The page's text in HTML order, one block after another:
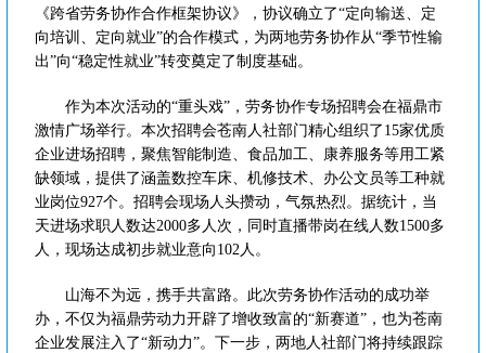
《跨省劳务协作合作框架协议》，协议确立了“定向输送、定
向培训、定向就业”的合作模式，为两地劳务协作从“季节性输
出”向“稳定性就业”转变奠定了制度基础。
作为本次活动的“重头戏”，劳务协作专场招聘会在福鼎市
激情广场举行。本次招聘会苍南人社部门精心组织了15家优质
企业进场招聘，聚焦智能制造、食品加工、康养服务等用工紧
缺领域，提供了涵盖数控车床、机修技术、办公文员等工种就
业岗位927个。招聘会现场人头攒动，气氛热烈。据统计，当
天进场求职人数达2000多人次，同时直播带岗在线人数1500多
人，现场达成初步就业意向102人。
山海不为远，携手共富路。此次劳务协作活动的成功举
办，不仅为福鼎劳动力开辟了增收致富的“新赛道”，也为苍南
企业发展注入了“新动力”。下一步，两地人社部门将持续跟踪